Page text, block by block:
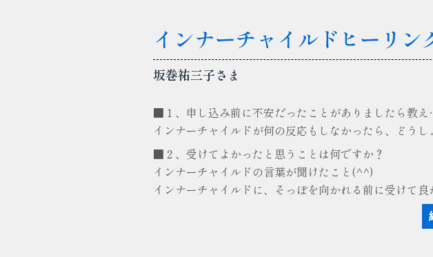
インナーチャイルドヒーリン
坂巻祐三子さま
■１、申し込み前に不安だったことがありましたら教
インナーチャイルドが何の反応もしなかったら、どうし
■２、受けてよかったと思うことは何ですか？
インナーチャイルドの言葉が聞けたこと(^^)
インナーチャイルドに、そっぽを向かれる前に受けて良